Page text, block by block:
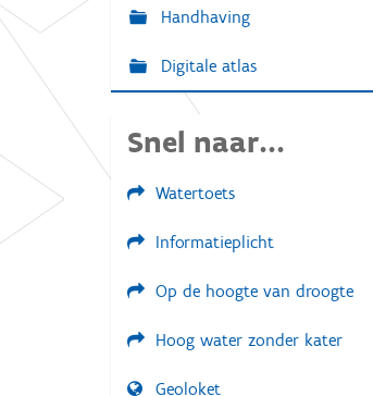
Handhaving
Digitale atlas
Snel naar...
Watertoets
Informatieplicht
Op de hoogte van droogte
Hoog water zonder kater
Geoloket